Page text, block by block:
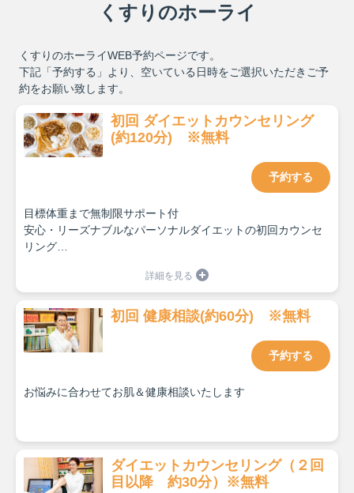
くすりのホーライ
くすりのホーライWEB予約ページです。
下記「予約する」より、空いている日時をご選択いただきご予
約をお願い致します。
初回 ダイエットカウンセリング
(約120分) ※無料
予約する
目標体重まで無制限サポート付
安心・リーズナブルなパーソナルダイエットの初回カウンセ
リング
・服用中のお薬がある場合は「お薬手帳」をお持ちいただけ
るとスムーズです
・脱ぎやすいお履き物でお願いいたします（測定は素足で行
います）
初回 健康相談(約60分) ※無料
予約する
お悩みに合わせてお肌＆健康相談いたします
ダイエットカウンセリング（２回
目以降 約30分）※無料